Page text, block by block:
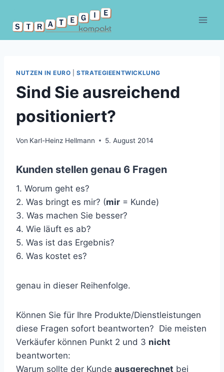
Inhalt
springen
NUTZEN IN EURO |STRATEGIEENTWICKLUNG
Sind Sie ausreichend
positioniert?
Von Karl-Heinz Hellmann 5. August 2014
Kunden stellen genau 6 Fragen
1. Worum geht es?
2. Was bringt es mir? (mir = Kunde)
3. Was machen Sie besser?
4. Wie läuft es ab?
5. Was ist das Ergebnis?
6. Was kostet es?
genau in dieser Reihenfolge.
Können Sie für Ihre Produkte/Dienstleistungen
diese Fragen sofort beantworten? Die meisten
Verkäufer können Punkt 2 und 3 nicht
beantworten:
Warum sollte der Kunde ausgerechnet bei